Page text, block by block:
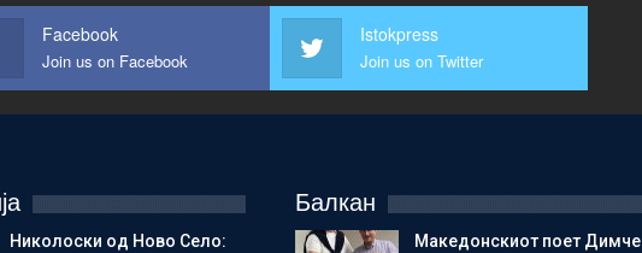
Facebook
Join us on Facebook
Istokpress
Join us on Twitter
Николоски од Ново Село:
Балкан
Македонскиот поет Димче